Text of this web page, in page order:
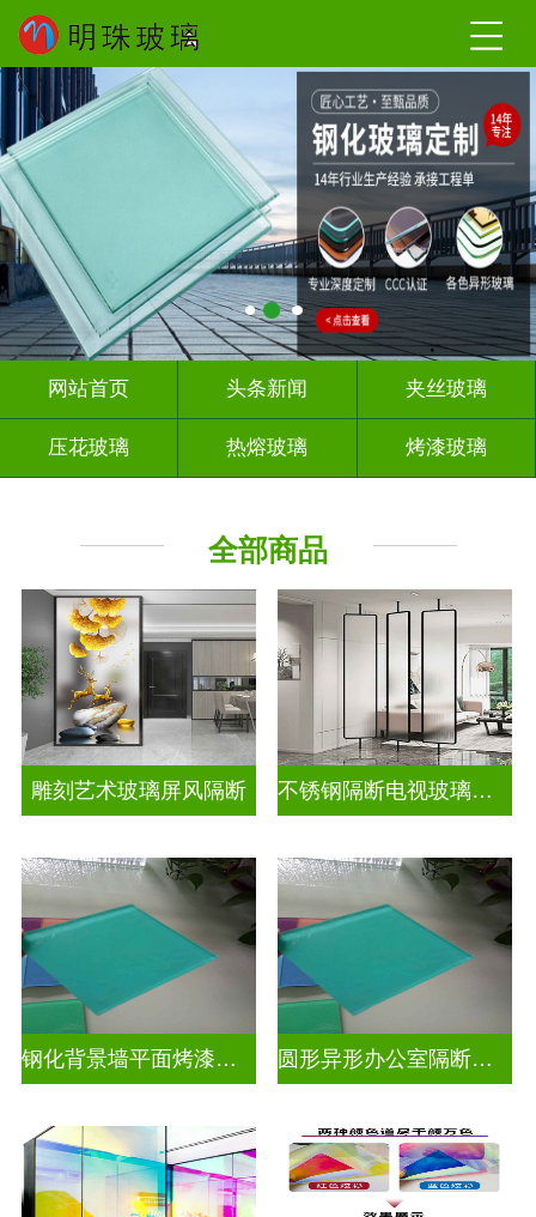
网站首页 头条新闻 夹丝玻璃
压花玻璃 热熔玻璃 烤漆玻璃
其它玻璃
全部商品
雕刻艺术玻璃屏风隔断 不锈钢隔断电视玻璃背景墙
钢化背景墙平面烤漆玻璃 圆形异形办公室隔断磨砂烤漆玻璃